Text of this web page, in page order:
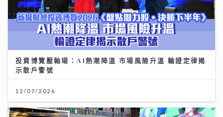
投資博覽壓軸場：AI熱潮降溫 市場風險升溫 輪證定律揭
示散戶警號
12/07/2026